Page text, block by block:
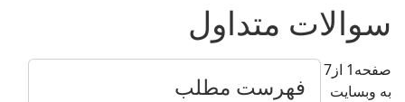
سوالات متداول
فهرست مطلب
صفحه1 از7
به وبسایت